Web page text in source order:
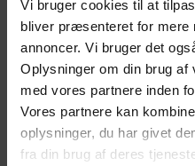
Vi bruger cookies til at
bliver præsenteret for mere
annoncer. Vi bruger det
Oplysninger om din brug af
med vores partnere inden
Vores partnere kan
oplysninger, du har givet
fra din brug af deres
FORCE hængelås med
wire og kode
120cm/3mm - Sort
49,00kr.